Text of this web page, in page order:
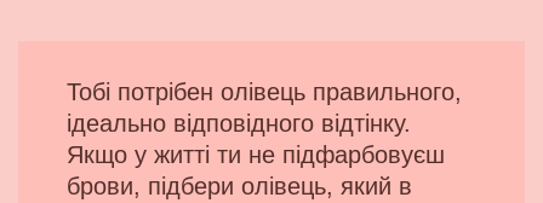
Тобі потрібен олівець правильного,
ідеально відповідного відтінку.
Якщо у житті ти не підфарбовуєш
брови, підбери олівець, який в